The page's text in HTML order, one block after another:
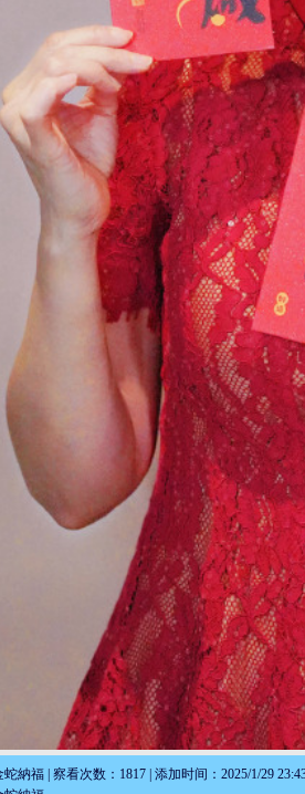
納福 | 察看次数：1817 | 添加时间：2025/1/29